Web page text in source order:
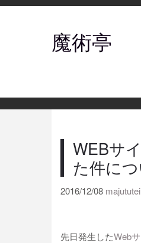
魔術亭
WEBサ
た件に
2016/12/08 majututei
先日発生したWeb